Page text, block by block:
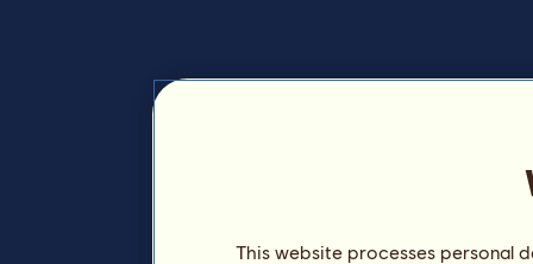
This website processes personal